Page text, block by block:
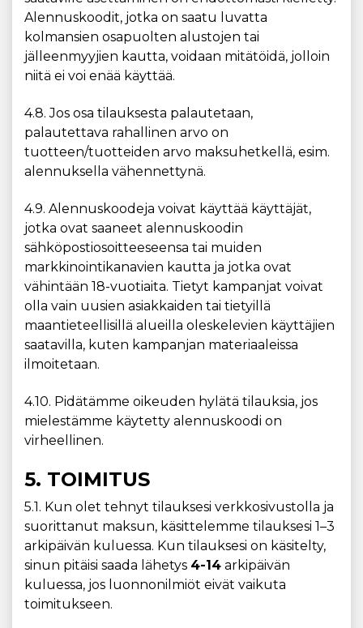
Alennuskoodit, jotka on saatu luvatta
kolmansien osapuolten alustojen tai
jälleenmyyjien kautta, voidaan mitätöidä, jolloin
niitä ei voi enää käyttää.
4.8. Jos osa tilauksesta palautetaan,
palautettava rahallinen arvo on
tuotteen/tuotteiden arvo maksuhetkellä, esim.
alennuksella vähennettynä.
4.9. Alennuskoodeja voivat käyttää käyttäjät,
jotka ovat saaneet alennuskoodin
sähköpostiosoitteeseensa tai muiden
markkinointikanavien kautta ja jotka ovat
vähintään 18-vuotiaita. Tietyt kampanjat voivat
olla vain uusien asiakkaiden tai tietyillä
maantieteellisillä alueilla oleskelevien käyttäjien
saatavilla, kuten kampanjan materiaaleissa
ilmoitetaan.
4.10. Pidätämme oikeuden hylätä tilauksia, jos
mielestämme käytetty alennuskoodi on
virheellinen.
5. TOIMITUS
5.1. Kun olet tehnyt tilauksesi verkkosivustolla ja
suorittanut maksun, käsittelemme tilauksesi 1–3
arkipäivän kuluessa. Kun tilauksesi on käsitelty,
sinun pitäisi saada lähetys 4-14 arkipäivän
kuluessa, jos luonnonilmiöt eivät vaikuta
toimitukseen.